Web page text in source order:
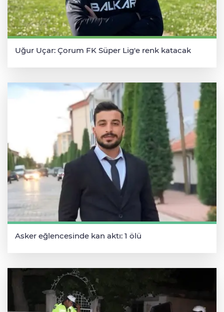
Uğur Uçar: Çorum FK Süper Lig'e renk katacak
Asker eğlencesinde kan aktı: 1 ölü